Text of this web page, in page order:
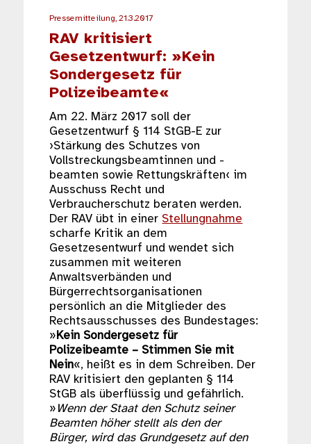
Pressemitteilung, 21.3.2017
RAV kritisiert
Gesetzentwurf: »Kein
Sondergesetz für
Polizeibeamte«
Am 22. März 2017 soll der
Gesetzentwurf § 114 StGB-E zur
›Stärkung des Schutzes von
Vollstreckungsbeamtinnen und -
beamten sowie Rettungskräften‹ im
Ausschuss Recht und
Verbraucherschutz beraten werden.
Der RAV übt in einer Stellungnahme
scharfe Kritik an dem
Gesetzesentwurf und wendet sich
zusammen mit weiteren
Anwaltsverbänden und
Bürgerrechtsorganisationen
persönlich an die Mitglieder des
Rechtsausschusses des Bundestages:
» Kein Sondergesetz für
Polizeibeamte – Stimmen Sie mit
Nein«, heißt es in dem Schreiben. Der
RAV kritisiert den geplanten § 114
StGB als überflüssig und gefährlich.
» Wenn der Staat den Schutz seiner
Beamten höher stellt als den der
Bürger, wird das Grundgesetz auf den